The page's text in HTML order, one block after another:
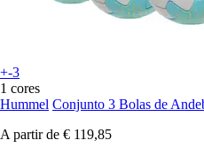
+-3
1 cores
Hummel Conjunto 3 Bolas de
A partir de € 119,85